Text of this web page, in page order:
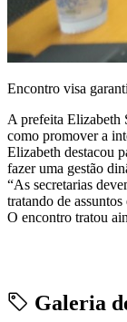
Encontro visa
A prefeita Elizabeth
como promover a
Elizabeth destacou
fazer uma gestão
“As secretarias
tratando de
O encontro tratou
Galeria